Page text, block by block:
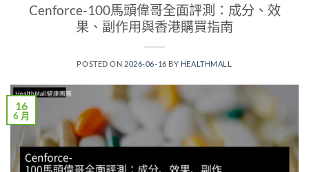
Cenforce-100馬頭偉哥全面評測：成分、效
果、副作用與香港購買指南
POSTED ON 2026-06-16 BY HEALTHMALL
16
6 月